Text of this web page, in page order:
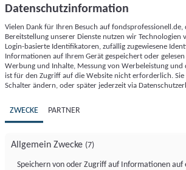
und Inhalte, Messung von Werbeleistung
Inhalten sowie Zielgruppenforschung.
ähnliche Online-Kennungen (z. B. login-
generierte Kennungen,
können zusammen mit anderen
und Browserinformationen,
unterstützte Technologien usw.) auf
oder von dort ausgelesen werden, um es
wenn es eine App oder einer Webseite
für einen oder mehrere der hier aufgeführten
Datenschutzinformation
Vielen Dank für Ihren Besuch auf
Bereitstellung unserer Dienste nutzen wir Technologien
Login-basierte Identifikatoren, zufällig zugewiesene
Informationen auf Ihrem Gerät gespeichert oder
Werbung und Inhalte, Messung von Werbeleistung
ist für den Zugriff auf die Website nicht erforderlich.
Schalter ändern, oder später jederzeit via
ZWECKE PARTNER
Allgemein Zwecke (7)
Speichern von oder Zugriff auf Informationen auf